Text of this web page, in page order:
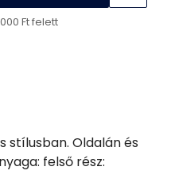
Ft felett
stílusban. Oldalán és
felső rész: